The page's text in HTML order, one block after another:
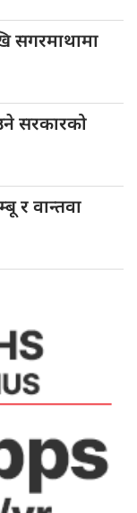
सगरमाथामा
सरकारको
र वान्तवा